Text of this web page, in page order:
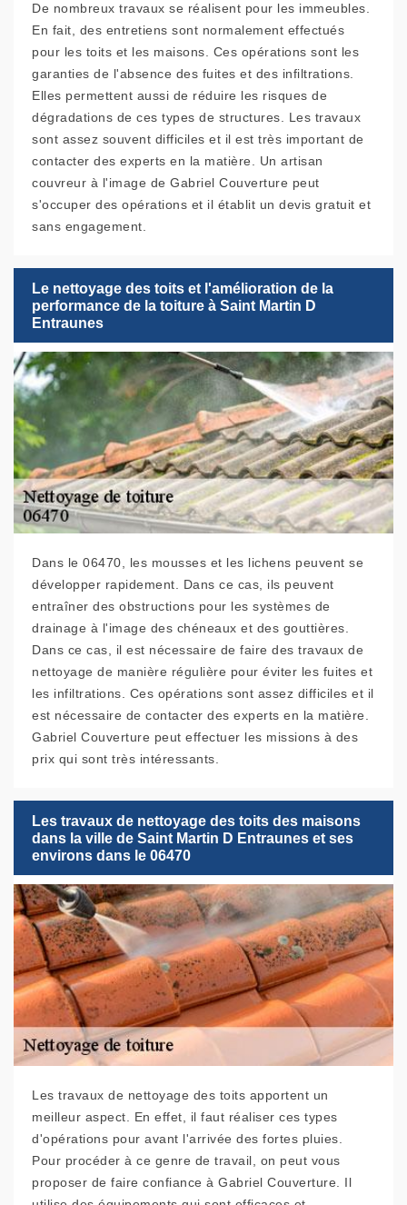
De nombreux travaux se réalisent pour les immeubles.
En fait, des entretiens sont normalement effectués
pour les toits et les maisons. Ces opérations sont les
garanties de l'absence des fuites et des infiltrations.
Elles permettent aussi de réduire les risques de
dégradations de ces types de structures. Les travaux
sont assez souvent difficiles et il est très important de
contacter des experts en la matière. Un artisan
couvreur à l'image de Gabriel Couverture peut
s'occuper des opérations et il établit un devis gratuit et
sans engagement.
Le nettoyage des toits et l'amélioration de la
performance de la toiture à Saint Martin D
Entraunes
Dans le 06470, les mousses et les lichens peuvent se
développer rapidement. Dans ce cas, ils peuvent
entraîner des obstructions pour les systèmes de
drainage à l'image des chéneaux et des gouttières.
Dans ce cas, il est nécessaire de faire des travaux de
nettoyage de manière régulière pour éviter les fuites et
les infiltrations. Ces opérations sont assez difficiles et il
est nécessaire de contacter des experts en la matière.
Gabriel Couverture peut effectuer les missions à des
prix qui sont très intéressants.
Les travaux de nettoyage des toits des maisons
dans la ville de Saint Martin D Entraunes et ses
environs dans le 06470
Les travaux de nettoyage des toits apportent un
meilleur aspect. En effet, il faut réaliser ces types
d'opérations pour avant l'arrivée des fortes pluies.
Pour procéder à ce genre de travail, on peut vous
proposer de faire confiance à Gabriel Couverture. Il